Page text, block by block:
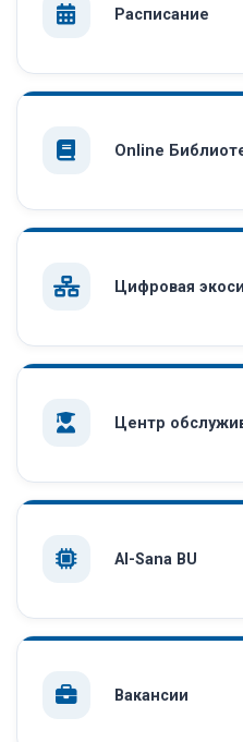
Расписание
Online
Цифровая
Центр
AI-Sana BU
Вакансии